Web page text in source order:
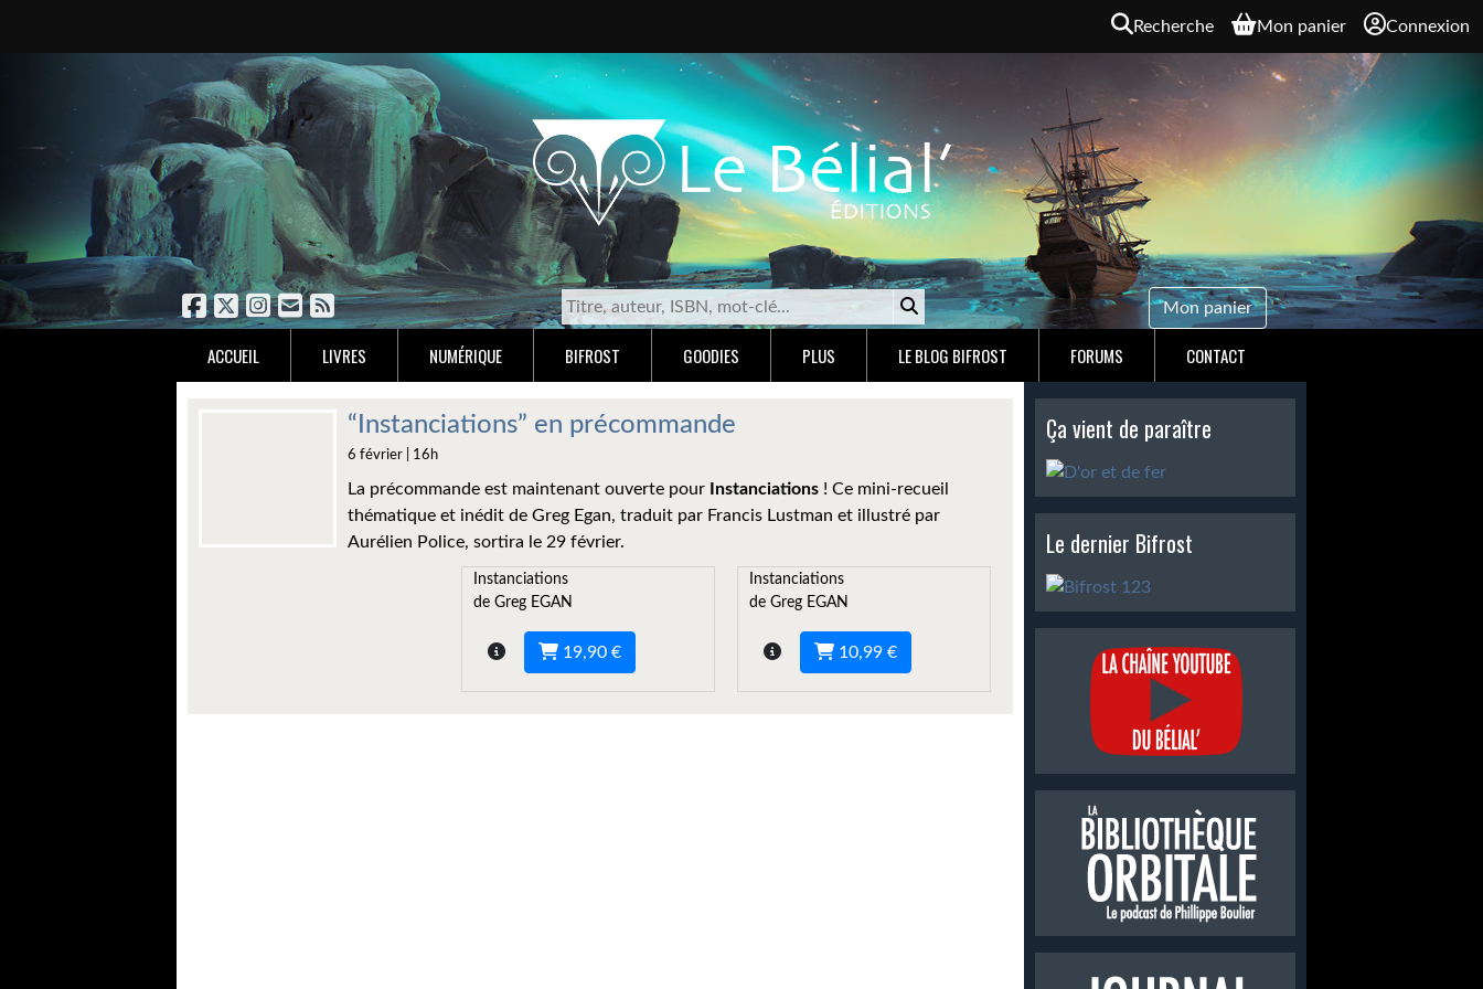
Recherche Mon panier Connexion
Mon panier
ACCUEIL LIVRES NUMÉRIQUE BIFROST GOODIES PLUS LE BLOG BIFROST FORUMS CONTACT
“Instanciations” en précommande
6 février | 16h
La précommande est maintenant ouverte pour Instanciations ! Ce mini-recueil
thématique et inédit de Greg Egan, traduit par Francis Lustman et illustré par
Aurélien Police, sortira le 29 février.
Instanciations
de Greg EGAN
19,90 €
Instanciations
de Greg EGAN
10,99 €
Ça vient de paraître
Le dernier Bifrost